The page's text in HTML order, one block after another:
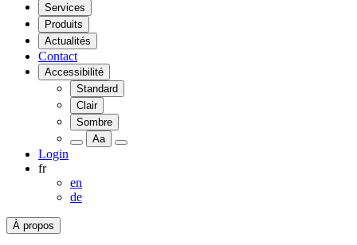
Services
Produits
Actualités
Contact
Accessibilité
Standard
Clair
Sombre
Aa
Login
fr
en
de
À propos